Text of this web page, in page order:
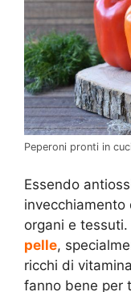
Peperoni pronti in
Essendo
invecchiamento
organi e tessuti.
pelle,
ricchi di
fanno bene per